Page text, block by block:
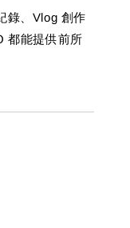
錄、Vlog 創作
都能提供前所